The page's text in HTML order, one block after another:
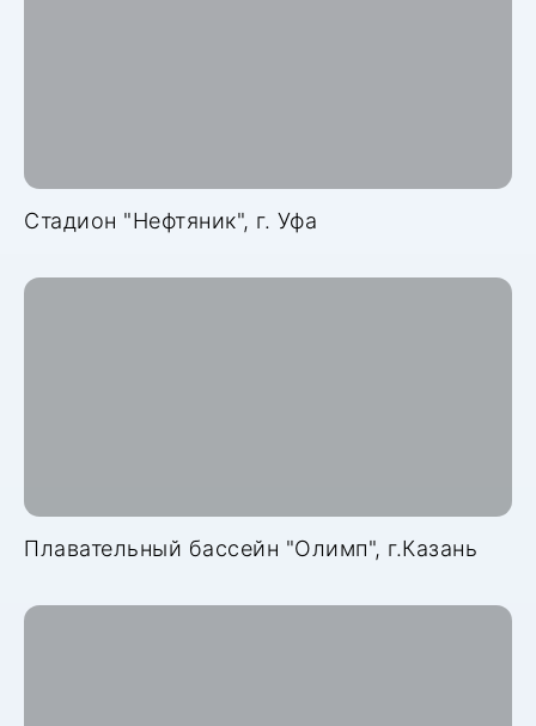
Стадион "Нефтяник", г. Уфа
Плавательный бассейн "Олимп", г.Казань